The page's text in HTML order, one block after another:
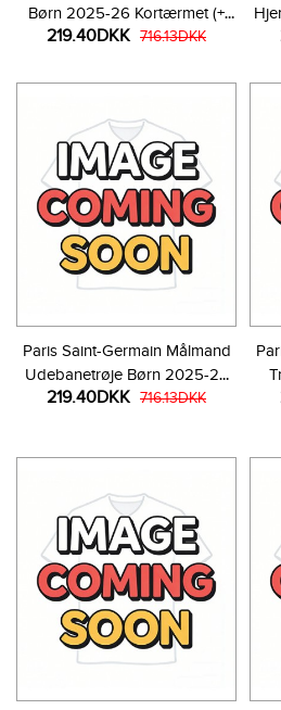
Børn 2025-26 Kortærmet (+
Korte bukser)
219.40DKK 716.13DKK
Paris Saint-Germain Målmand
Udebanetrøje Børn 2025-26
Kortærmet (+ Korte bukser)
219.40DKK 716.13DKK